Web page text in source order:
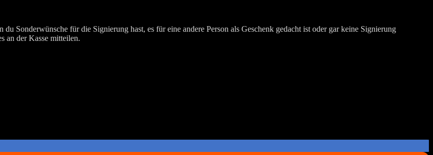
Sonderwünsche für die Signierung hast, es für eine andere Person als Geschenk gedacht ist oder gar keine Signierung
an der Kasse mitteilen.